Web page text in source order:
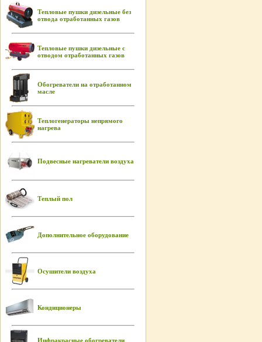
Тепловые пушки дизельные без
отвода отработанных газов
Тепловые пушки дизельные с
отводом отработанных газов
Обогреватели на отработанном
масле
Теплогенераторы непрямого
нагрева
Подвесные нагреватели воздуха
Теплый пол
Дополнительное оборудование
Осушители воздуха
Кондиционеры
Инфракрасные обогреватели